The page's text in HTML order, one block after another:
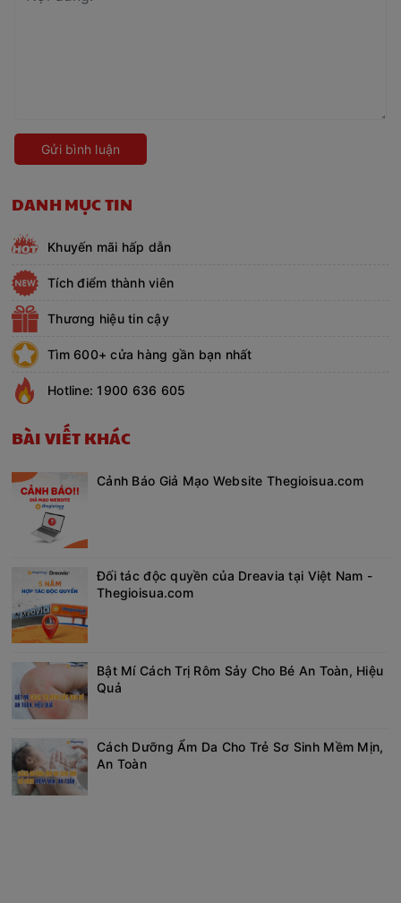
Gửi bình luận
DANH MỤC TIN
Khuyến mãi hấp dẫn
Tích điểm thành viên
Thương hiệu tin cậy
Tìm 600+ cửa hàng gần bạn nhất
Hotline: 1900 636 605
BÀI VIẾT KHÁC
Cảnh Báo Giả Mạo Website Thegioisua.com
Đối tác độc quyền của Dreavia tại Việt Nam -
Thegioisua.com
Bật Mí Cách Trị Rôm Sảy Cho Bé An Toàn, Hiệu
Quả
Cách Dưỡng Ẩm Da Cho Trẻ Sơ Sinh Mềm Mịn,
An Toàn